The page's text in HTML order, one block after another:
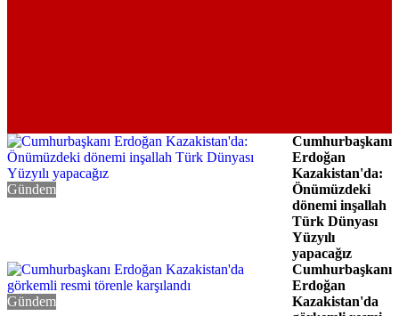
Gündem
Cumhurbaşkanı
Erdoğan
Kazakistan'da:
Önümüzdeki
dönemi inşallah
Türk Dünyası
Yüzyılı
yapacağız
Gündem
Cumhurbaşkanı
Erdoğan
Kazakistan'da